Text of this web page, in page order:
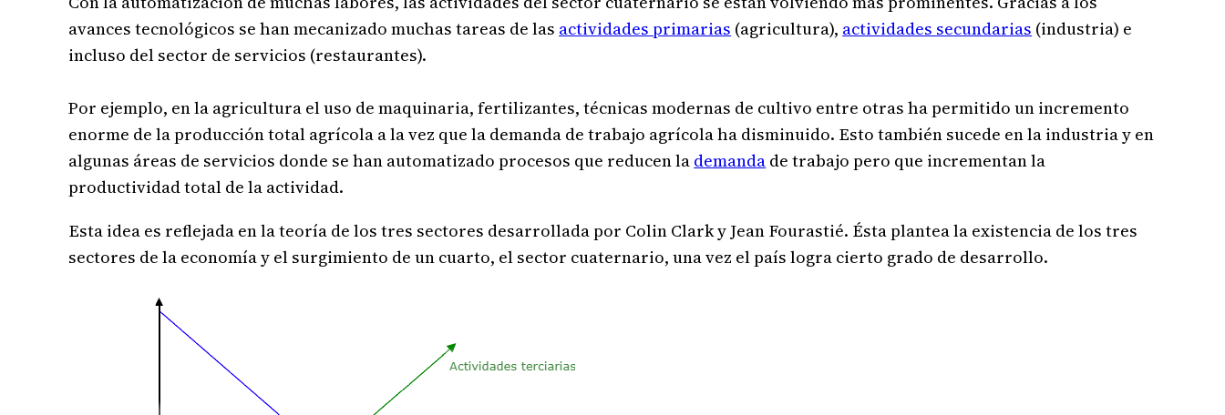
avances tecnológicos se han mecanizado muchas tareas de las actividades primarias (agricultura), actividades secundarias (industria) e
incluso del sector de servicios (restaurantes).
Por ejemplo, en la agricultura el uso de maquinaria, fertilizantes, técnicas modernas de cultivo entre otras ha permitido un incremento
enorme de la producción total agrícola a la vez que la demanda de trabajo agrícola ha disminuido. Esto también sucede en la industria y en
algunas áreas de servicios donde se han automatizado procesos que reducen la demanda de trabajo pero que incrementan la
productividad total de la actividad.
Esta idea es reflejada en la teoría de los tres sectores desarrollada por Colin Clark y Jean Fourastié. Ésta plantea la existencia de los tres
sectores de la economía y el surgimiento de un cuarto, el sector cuaternario, una vez el país logra cierto grado de desarrollo.